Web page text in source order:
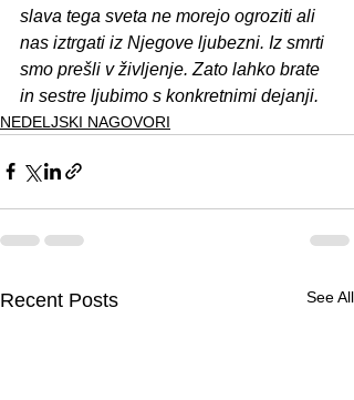
slava tega sveta ne morejo ogroziti ali
nas iztrgati iz Njegove ljubezni. Iz smrti
smo prešli v življenje. Zato lahko brate
in sestre ljubimo s konkretnimi dejanji.
NEDELJSKI NAGOVORI
Recent Posts See All